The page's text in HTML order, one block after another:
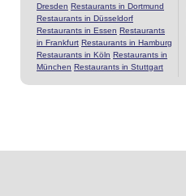
Dresden Restaurants in Dortmund
Restaurants in Düsseldorf
Restaurants in Essen Restaurants
in Frankfurt Restaurants in Hamburg
Restaurants in Köln Restaurants in
München Restaurants in Stuttgart